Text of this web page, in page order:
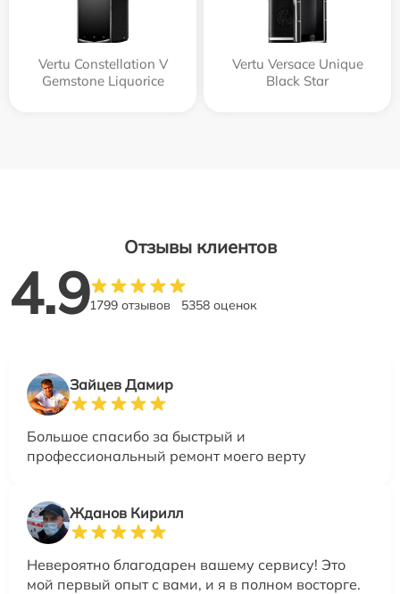
Vertu Constellation V
Gemstone Liquorice
Vertu Versace Unique
Black Star
Отзывы клиентов
4.91799 отзывов 5358 оценок
Зайцев Дамир
Большое спасибо за быстрый и
профессиональный ремонт моего верту
Жданов Кирилл
Невероятно благодарен вашему сервису! Это
мой первый опыт с вами, и я в полном восторге.